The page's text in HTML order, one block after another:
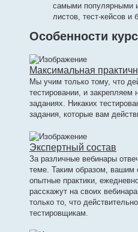
самыми популярными
листов, тест-кейсов и
Особенности
Максимальная
Мы учим только тому, что
тестировании, и
заданиях. Никаких
задания, которые вам
Экспертный состав
За различные вебинары
теме. Таким образом, вашим
опытные практики,
расскажут на своих
только то, что
тестировщикам.